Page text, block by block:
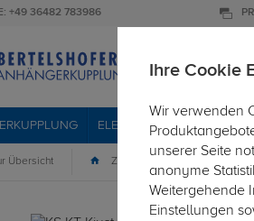
+49 36482 783986
ELEKTROSÄTZE
Übersicht Zubehör
Ihre Cookie
Wir verwenden
unserer Seite
anonyme
Weitergehende
Einstellungen